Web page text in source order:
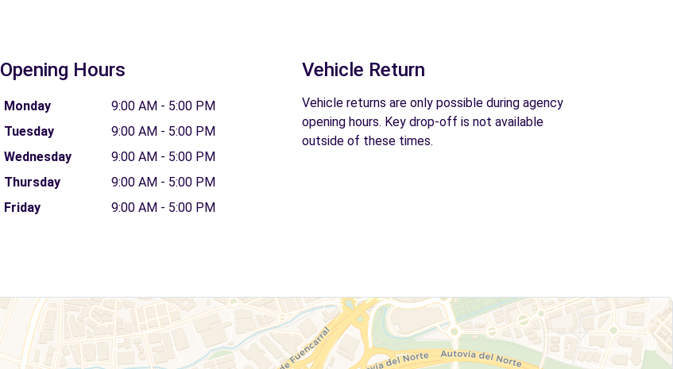
Opening Hours
Monday
9:00 AM - 5:00 PM
Tuesday
9:00 AM - 5:00 PM
Wednesday
9:00 AM - 5:00 PM
Thursday
9:00 AM - 5:00 PM
Friday
9:00 AM - 5:00 PM
Vehicle Return
Vehicle returns are only possible during agency
opening hours. Key drop-off is not available
outside of these times.